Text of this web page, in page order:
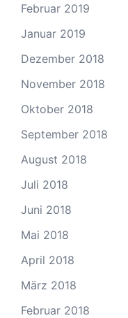
Februar 2019
Januar 2019
Dezember 2018
November 2018
Oktober 2018
September 2018
August 2018
Juli 2018
Juni 2018
Mai 2018
April 2018
März 2018
Februar 2018